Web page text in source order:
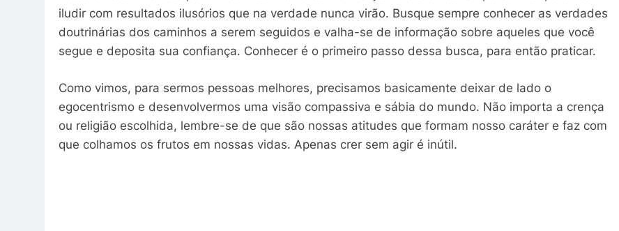
iludir com resultados ilusórios que na verdade nunca virão. Busque sempre conhecer as verdades
doutrinárias dos caminhos a serem seguidos e valha-se de informação sobre aqueles que você
segue e deposita sua confiança. Conhecer é o primeiro passo dessa busca, para então praticar.
Como vimos, para sermos pessoas melhores, precisamos basicamente deixar de lado o
egocentrismo e desenvolvermos uma visão compassiva e sábia do mundo. Não importa a crença
ou religião escolhida, lembre-se de que são nossas atitudes que formam nosso caráter e faz com
que colhamos os frutos em nossas vidas. Apenas crer sem agir é inútil.